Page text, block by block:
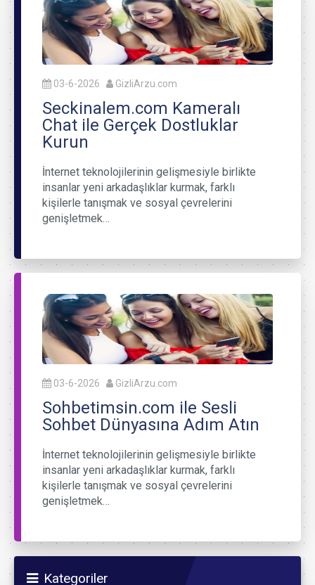
03-6-2026 GizliArzu.com
Seckinalem.com Kameralı
Chat ile Gerçek Dostluklar
Kurun
İnternet teknolojilerinin gelişmesiyle birlikte
insanlar yeni arkadaşlıklar kurmak, farklı
kişilerle tanışmak ve sosyal çevrelerini
genişletmek…
03-6-2026 GizliArzu.com
Sohbetimsin.com ile Sesli
Sohbet Dünyasına Adım Atın
İnternet teknolojilerinin gelişmesiyle birlikte
insanlar yeni arkadaşlıklar kurmak, farklı
kişilerle tanışmak ve sosyal çevrelerini
genişletmek…
Kategoriler